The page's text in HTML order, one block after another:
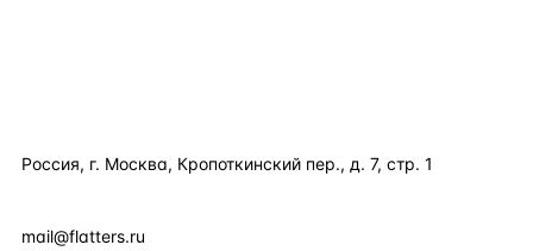
Россия, г. Москва, Кропоткинский пер., д. 7, стр. 1
mail@flatters.ru